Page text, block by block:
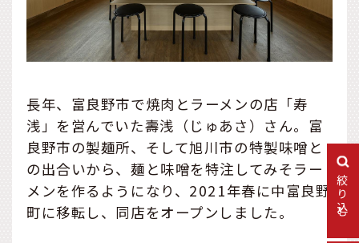
絞り込む
長年、富良野市で焼肉とラーメンの店「寿
浅」を営んでいた壽浅（じゅあさ）さん。富
良野市の製麺所、そして旭川市の特製味噌と
の出合いから、麺と味噌を特注してみそラー
メンを作るようになり、2021年春に中富良野
町に移転し、同店をオープンしました。